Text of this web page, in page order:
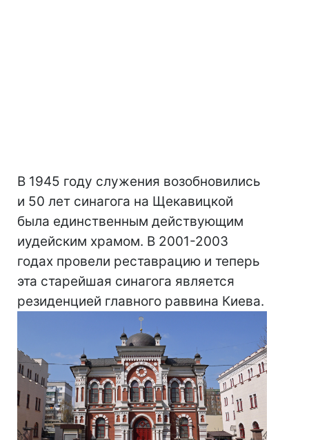
В 1945 году служения возобновились
и 50 лет синагога на Щекавицкой
была единственным действующим
иудейским храмом. В 2001-2003
годах провели реставрацию и теперь
эта старейшая синагога является
резиденцией главного раввина Киева.